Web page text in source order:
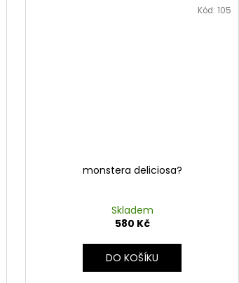
monstera deliciosa?
Skladem
580 Kč
DO KOŠÍKU
Kód: 105